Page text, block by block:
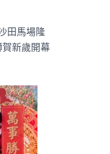
田馬場隆
新歲開幕